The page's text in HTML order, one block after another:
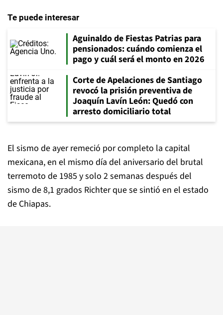
Te puede interesar
Aguinaldo de Fiestas Patrias para
pensionados: cuándo comienza el
pago y cuál será el monto en 2026
Corte de Apelaciones de Santiago
revocó la prisión preventiva de
Joaquín Lavín León: Quedó con
arresto domiciliario total
El sismo de ayer remeció por completo la capital
mexicana, en el mismo día del aniversario del brutal
terremoto de 1985 y solo 2 semanas después del
sismo de 8,1 grados Richter que se sintió en el estado
de Chiapas.